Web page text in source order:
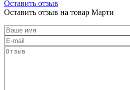
Оставить отзыв
Оставить отзыв на товар Марти